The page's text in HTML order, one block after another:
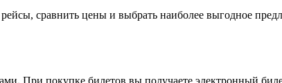
сравнить цены и выбрать наиболее выгодное